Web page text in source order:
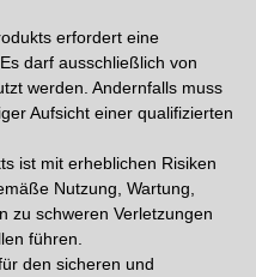
erfordert eine
darf ausschließlich von
werden. Andernfalls muss
Aufsicht einer qualifizierten
ist mit erheblichen Risiken
Nutzung, Wartung,
zu schweren Verletzungen
führen.
den sicheren und